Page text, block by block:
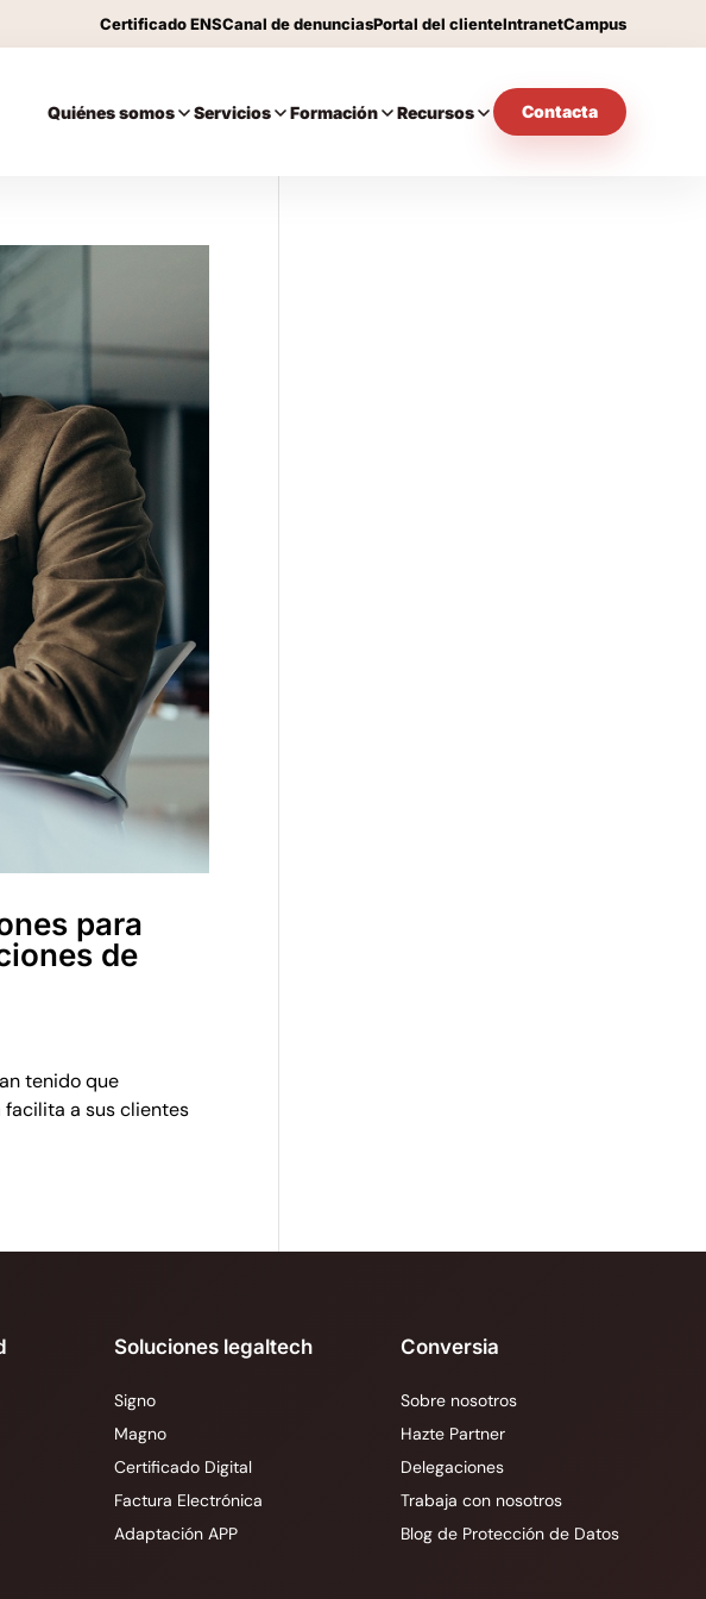
Certificado ENSCanal de denunciasPortal del clienteIntranetCampus
Quiénes somos Servicios Formación Recursos Contacta
para
de
tenido que
facilita a sus clientes
Soluciones legaltech
Signo
Magno
Certificado Digital
Factura Electrónica
Adaptación APP
Conversia
Sobre nosotros
Hazte Partner
Delegaciones
Trabaja con nosotros
Blog de Protección de Datos